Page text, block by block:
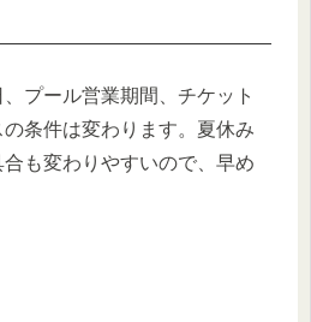
プール営業期間、チケット
条件は変わります。夏休み
も変わりやすいので、早め